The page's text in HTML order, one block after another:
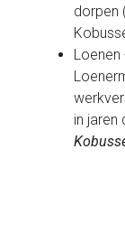
dorpen
Loenen
in jaren